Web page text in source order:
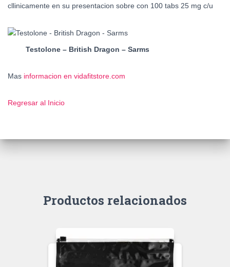
cllinicamente en su presentacion sobre con 100 tabs 25 mg c/u
Testolone – British Dragon – Sarms
Mas informacion en vidafitstore.com
Regresar al Inicio
Productos relacionados